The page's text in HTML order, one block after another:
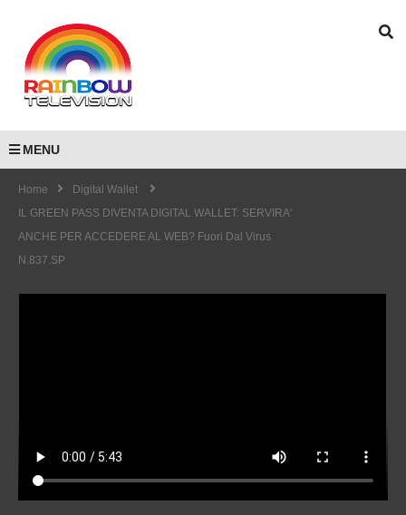
MENU
Home
Digital Wallet
IL GREEN PASS DIVENTA DIGITAL WALLET: SERVIRA'
ANCHE PER ACCEDERE AL WEB? Fuori Dal Virus
N.837.SP